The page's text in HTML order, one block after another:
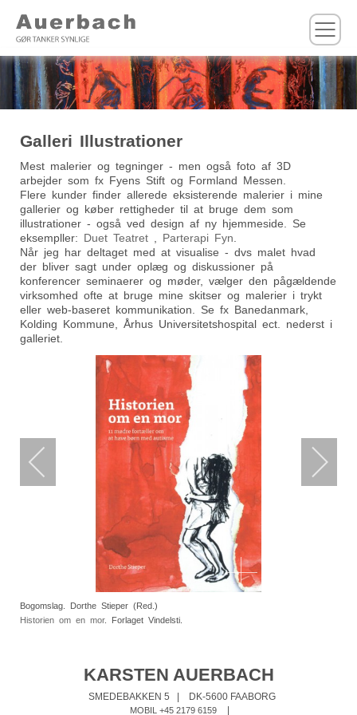
Galleri Illustrationer
Mest malerier og tegninger - men også foto af 3D
arbejder som fx Fyens Stift og Formland Messen.
Flere kunder finder allerede eksisterende malerier i mine
gallerier og køber rettigheder til at bruge dem som
illustrationer - også ved design af ny hjemmeside. Se
eksempller: Duet Teatret Parterapi Fyn
Når jeg har deltaget med at visualise - dvs malet hvad
der bliver sagt under oplæg og diskussioner på
konferencer seminaerer og møder, vælger den pågældende
virksomhed ofte at bruge mine skitser og malerier i trykt
eller web-baseret kommunikation. Se fx Banedanmark,
Kolding Kommune, Århus Universitetshospital ect. nederst i
galleriet.
Bogomslag. Dorthe Stieper (Red.)
Historien om en mor. Forlaget Vindelsti.
KARSTEN AUERBACH
SMEDEBAKKEN 5 | DK-5600 FAABORG
MOBIL +45 2179 6159 |